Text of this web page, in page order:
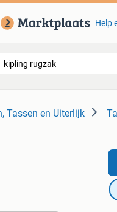
Help
Tassen en Uiterlijk